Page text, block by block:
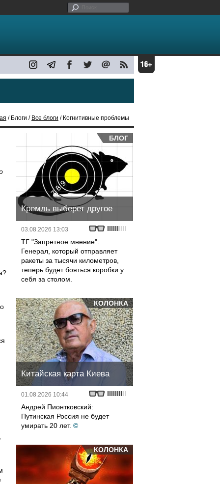
/ Блоги / Все блоги / Когнитивные проблемы
БЛОГ
Кремль выберет другое
03.08.2026 13:03
ТГ "Запретное мнение":
Генерал, который отправляет
ракеты за тысячи километров,
теперь будет бояться коробки у
себя за столом.
КОЛОНКА
Китайская карта Киева
01.08.2026 10:44
Андрей Пионтковский:
Путинская Россия не будет
умирать 20 лет. ©
КОЛОНКА